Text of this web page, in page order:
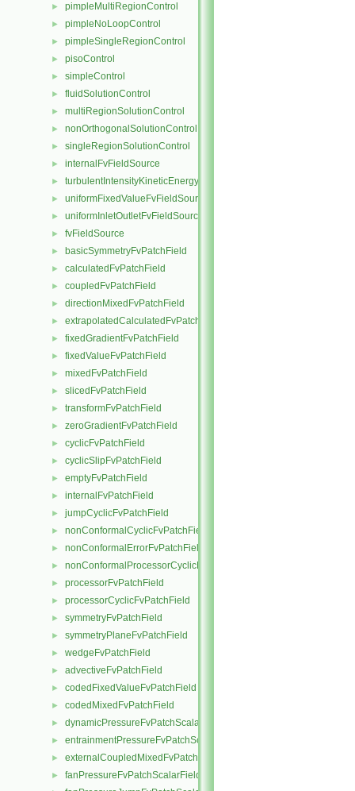
► pimpleMultiRegionControl
► pimpleNoLoopControl
► pimpleSingleRegionControl
► pisoControl
► simpleControl
► fluidSolutionControl
► multiRegionSolutionControl
► nonOrthogonalSolutionControl
► singleRegionSolutionControl
► internalFvFieldSource
► turbulentIntensityKineticEnergyFvScalarFieldSource
► uniformFixedValueFvFieldSource
► uniformInletOutletFvFieldSource
► fvFieldSource
► basicSymmetryFvPatchField
► calculatedFvPatchField
► coupledFvPatchField
► directionMixedFvPatchField
► extrapolatedCalculatedFvPatchField
► fixedGradientFvPatchField
► fixedValueFvPatchField
► mixedFvPatchField
► slicedFvPatchField
► transformFvPatchField
► zeroGradientFvPatchField
► cyclicFvPatchField
► cyclicSlipFvPatchField
► emptyFvPatchField
► internalFvPatchField
► jumpCyclicFvPatchField
► nonConformalCyclicFvPatchField
► nonConformalErrorFvPatchField
► nonConformalProcessorCyclicFvPatchField
► processorFvPatchField
► processorCyclicFvPatchField
► symmetryFvPatchField
► symmetryPlaneFvPatchField
► wedgeFvPatchField
► advectiveFvPatchField
► codedFixedValueFvPatchField
► codedMixedFvPatchField
► dynamicPressureFvPatchScalarField
► entrainmentPressureFvPatchScalarField
► externalCoupledMixedFvPatchField
► fanPressureFvPatchScalarField